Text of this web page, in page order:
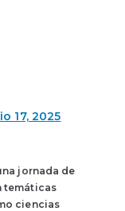
17, 2025
jornada de
temáticas
ciencias